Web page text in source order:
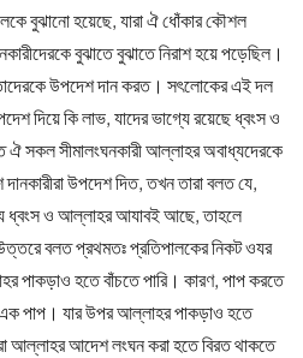
বুঝানো হয়েছে, যারা ঐ ধোঁকার কৌশল
বুঝাতে বুঝাতে নিরাশ হয়ে পড়েছিল।
উপদেশ দান করত। সৎলোকের এই দল
দিয়ে কি লাভ, যাদের ভাগ্যে রয়েছে ধ্বংস ও
সকল সীমালংঘনকারী আল্লাহর অবাধ্যদেরকে
উপদেশ দিত, তখন তারা বলত যে,
ধ্বংস ও আল্লাহর আযাবই আছে, তাহলে
বলত প্রথমতঃ প্রতিপালকের নিকট ওযর
পাকড়াও হতে বাঁচতে পারি। কারণ, পাপ করতে
এক পাপ। যার উপর আল্লাহর পাকড়াও হতে
আল্লাহর আদেশ লংঘন করা হতে বিরত থাকতে